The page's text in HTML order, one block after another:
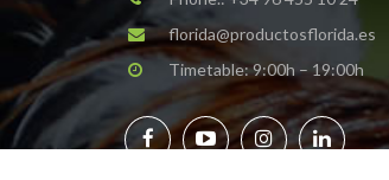
florida@productosflorida.es
Timetable: 9:00h – 19:00h